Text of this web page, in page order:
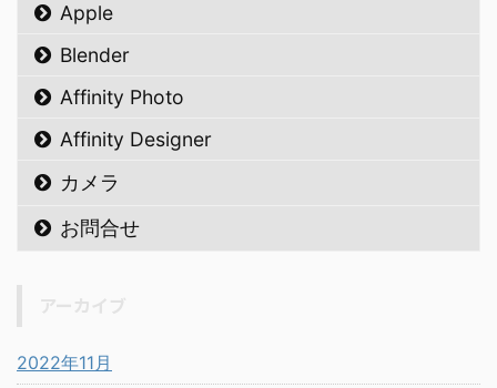
Apple
Blender
Affinity Photo
Affinity Designer
カメラ
お問合せ
2022年11月